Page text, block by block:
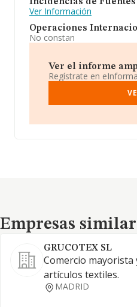
Ver Información
Operaciones
No constan
Ver el informe
Regístrate en
Empresas similares
Empresas
GRUCOTEX SL
Comercio mayorista
artículos textiles.
MADRID